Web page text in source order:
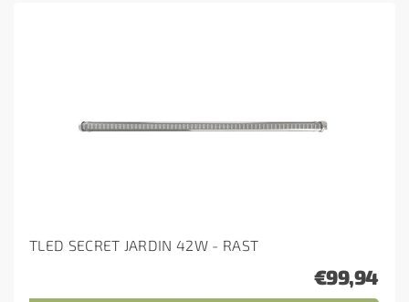
TLED SECRET JARDIN 42W - RAST
€99,94